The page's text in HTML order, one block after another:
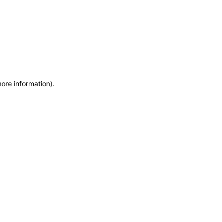
information).